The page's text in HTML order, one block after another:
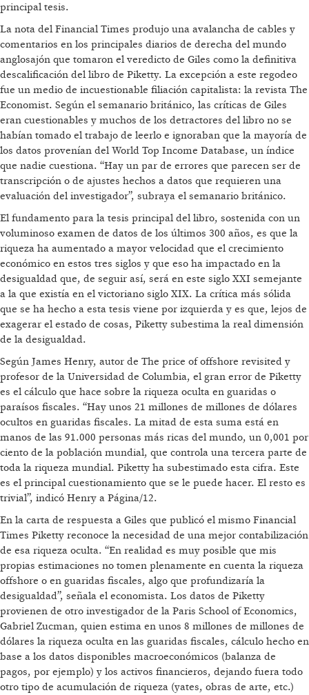
principal tesis.
La nota del Financial Times produjo una avalancha de cables y
comentarios en los principales diarios de derecha del mundo
anglosajón que tomaron el veredicto de Giles como la definitiva
descalificación del libro de Piketty. La excepción a este regodeo
fue un medio de incuestionable filiación capitalista: la revista The
Economist. Según el semanario británico, las críticas de Giles
eran cuestionables y muchos de los detractores del libro no se
habían tomado el trabajo de leerlo e ignoraban que la mayoría de
los datos provenían del World Top Income Database, un índice
que nadie cuestiona. “Hay un par de errores que parecen ser de
transcripción o de ajustes hechos a datos que requieren una
evaluación del investigador”, subraya el semanario británico.
El fundamento para la tesis principal del libro, sostenida con un
voluminoso examen de datos de los últimos 300 años, es que la
riqueza ha aumentado a mayor velocidad que el crecimiento
económico en estos tres siglos y que eso ha impactado en la
desigualdad que, de seguir así, será en este siglo XXI semejante
a la que existía en el victoriano siglo XIX. La crítica más sólida
que se ha hecho a esta tesis viene por izquierda y es que, lejos de
exagerar el estado de cosas, Piketty subestima la real dimensión
de la desigualdad.
Según James Henry, autor de The price of offshore revisited y
profesor de la Universidad de Columbia, el gran error de Piketty
es el cálculo que hace sobre la riqueza oculta en guaridas o
paraísos fiscales. “Hay unos 21 millones de millones de dólares
ocultos en guaridas fiscales. La mitad de esta suma está en
manos de las 91.000 personas más ricas del mundo, un 0,001 por
ciento de la población mundial, que controla una tercera parte de
toda la riqueza mundial. Piketty ha subestimado esta cifra. Este
es el principal cuestionamiento que se le puede hacer. El resto es
trivial”, indicó Henry a Página/12.
En la carta de respuesta a Giles que publicó el mismo Financial
Times Piketty reconoce la necesidad de una mejor contabilización
de esa riqueza oculta. “En realidad es muy posible que mis
propias estimaciones no tomen plenamente en cuenta la riqueza
offshore o en guaridas fiscales, algo que profundizaría la
desigualdad”, señala el economista. Los datos de Piketty
provienen de otro investigador de la Paris School of Economics,
Gabriel Zucman, quien estima en unos 8 millones de millones de
dólares la riqueza oculta en las guaridas fiscales, cálculo hecho en
base a los datos disponibles macroeconómicos (balanza de
pagos, por ejemplo) y los activos financieros, dejando fuera todo
otro tipo de acumulación de riqueza (yates, obras de arte, etc.)